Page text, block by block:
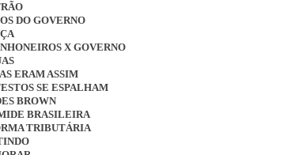
DO GOVERNO
X GOVERNO
ERAM ASSIM
SE ESPALHAM
BROWN
BRASILEIRA
TRIBUTÁRIA